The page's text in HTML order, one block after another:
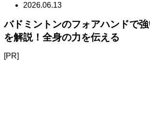
2026.06.13
バドミントンのフォアハンドで
を解説！全身の力を伝える
[PR]